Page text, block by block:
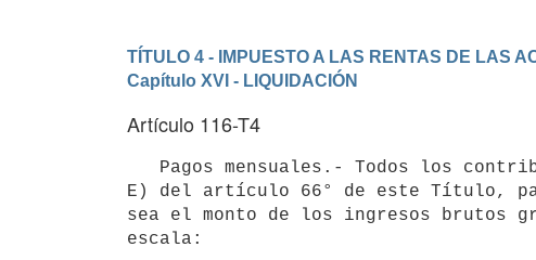
TÍTULO 4 - IMPUESTO A LAS RENTAS DE LAS
Capítulo XVI - LIQUIDACIÓN
Artículo 116-T4
E) del artículo 66° de este Título,
sea el monto de los ingresos brutos
escala: